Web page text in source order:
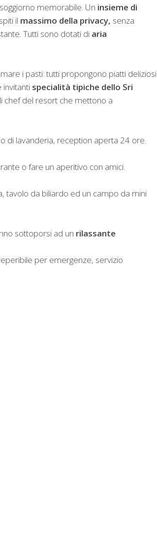
memorabile. Un insieme di
il massimo della privacy, senza
Tutti sono dotati di aria
i pasti: tutti propongono piatti deliziosi
invitanti specialità tipiche dello Sri
chef del resort che mettono a
di lavanderia, reception aperta 24 ore.
o fare un aperitivo con amici.
tavolo da biliardo ed un campo da mini
sottoporsi ad un rilassante
per emergenze, servizio